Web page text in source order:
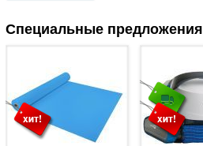
Специальные предложения